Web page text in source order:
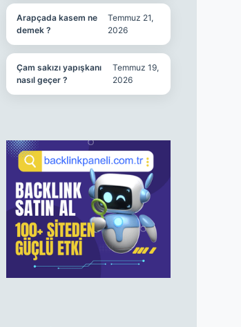
Arapçada kasem ne
demek ?
Temmuz 21,
2026
Çam sakızı yapışkanı
nasıl geçer ?
Temmuz 19,
2026